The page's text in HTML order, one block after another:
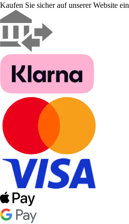
Kaufen Sie sicher auf unserer Website ein